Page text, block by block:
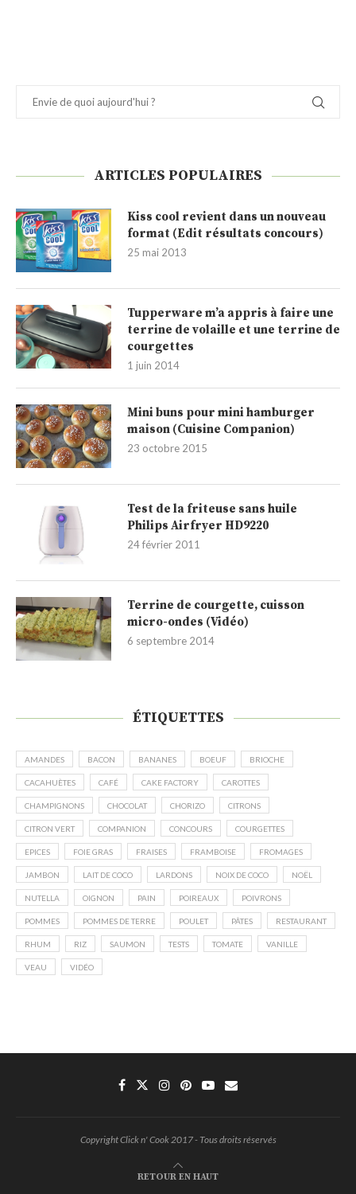
ARTICLES POPULAIRES
Kiss cool revient dans un nouveau
format (Edit résultats concours)
25 mai 2013
Tupperware m’a appris à faire une
terrine de volaille et une terrine de
courgettes
1 juin 2014
Mini buns pour mini hamburger
maison (Cuisine Companion)
23 octobre 2015
Test de la friteuse sans huile
Philips Airfryer HD9220
24 février 2011
Terrine de courgette, cuisson
micro-ondes (Vidéo)
6 septembre 2014
ÉTIQUETTES
AMANDES BACON BANANES BOEUF BRIOCHE
CACAHUÈTES CAFÉ CAKE FACTORY CAROTTES
CHAMPIGNONS CHOCOLAT CHORIZO CITRONS
CITRON VERT COMPANION CONCOURS COURGETTES
EPICES FOIE GRAS FRAISES FRAMBOISE FROMAGES
JAMBON LAIT DE COCO LARDONS NOIX DE COCO NOËL
NUTELLA OIGNON PAIN POIREAUX POIVRONS
POMMES POMMES DE TERRE POULET PÂTES RESTAURANT
RHUM RIZ SAUMON TESTS TOMATE VANILLE
VEAU VIDÉO
Copyright Click n' Cook 2017 - Tous droits réservés
RETOUR EN HAUT